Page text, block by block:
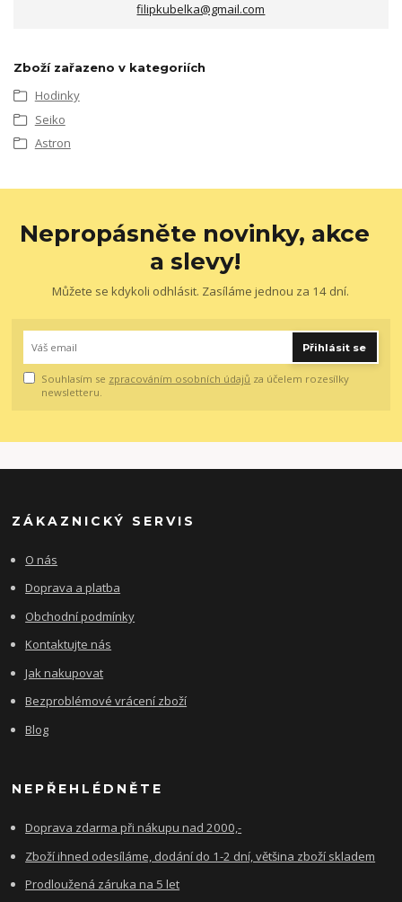
filipkubelka@gmail.com
Zboží zařazeno v kategoriích
Hodinky
Seiko
Astron
Nepropásněte novinky, akce
a slevy!
Můžete se kdykoli odhlásit. Zasíláme jednou za 14 dní.
Přihlásit se
Souhlasím se zpracováním osobních údajů za účelem rozesílky
newsletteru.
ZÁKAZNICKÝ SERVIS
O nás
Doprava a platba
Obchodní podmínky
Kontaktujte nás
Jak nakupovat
Bezproblémové vrácení zboží
Blog
NEPŘEHLÉDNĚTE
Doprava zdarma při nákupu nad 2000,-
Zboží ihned odesíláme, dodání do 1-2 dní, většina zboží skladem
Prodloužená záruka na 5 let